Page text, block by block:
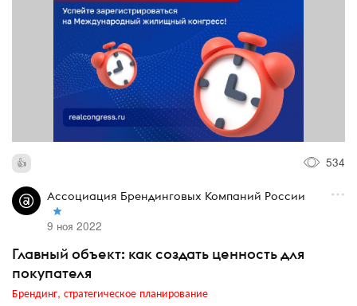
534
Ассоциация Брендинговых Компаний России
9 ноя 2022
Главный объект: как создать ценность для
покупателя
Брендинг, стратегическое планирование